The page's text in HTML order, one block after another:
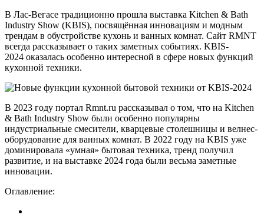
В Лас-Вегасе традиционно прошла выставка Kitchen & Bath
Industry Show (KBIS), посвящённая инновациям и модным
трендам в обустройстве кухонь и ванных комнат. Сайт RMNT
всегда рассказывает о таких заметных событиях. KBIS-
2024 оказалась особенно интересной в сфере новых функций
кухонной техники.
В 2023 году портал Rmnt.ru рассказывал о том, что на Kitchen
& Bath Industry Show были особенно популярны
индустриальные смесители, кварцевые столешницы и велнес-
оборудование для ванных комнат. В 2022 году на KBIS уже
доминировала «умная» бытовая техника, тренд получил
развитие, и на выставке 2024 года были весьма заметные
инновации.
Оглавление: